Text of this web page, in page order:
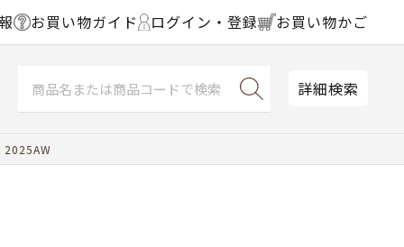
お買い物ガイド ログイン・登録 お買い物かご
詳細検索
2025AW